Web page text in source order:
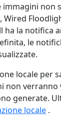
immagini non
Wired
ha la notifica
le
locale per
non verranno
generate.
locale .